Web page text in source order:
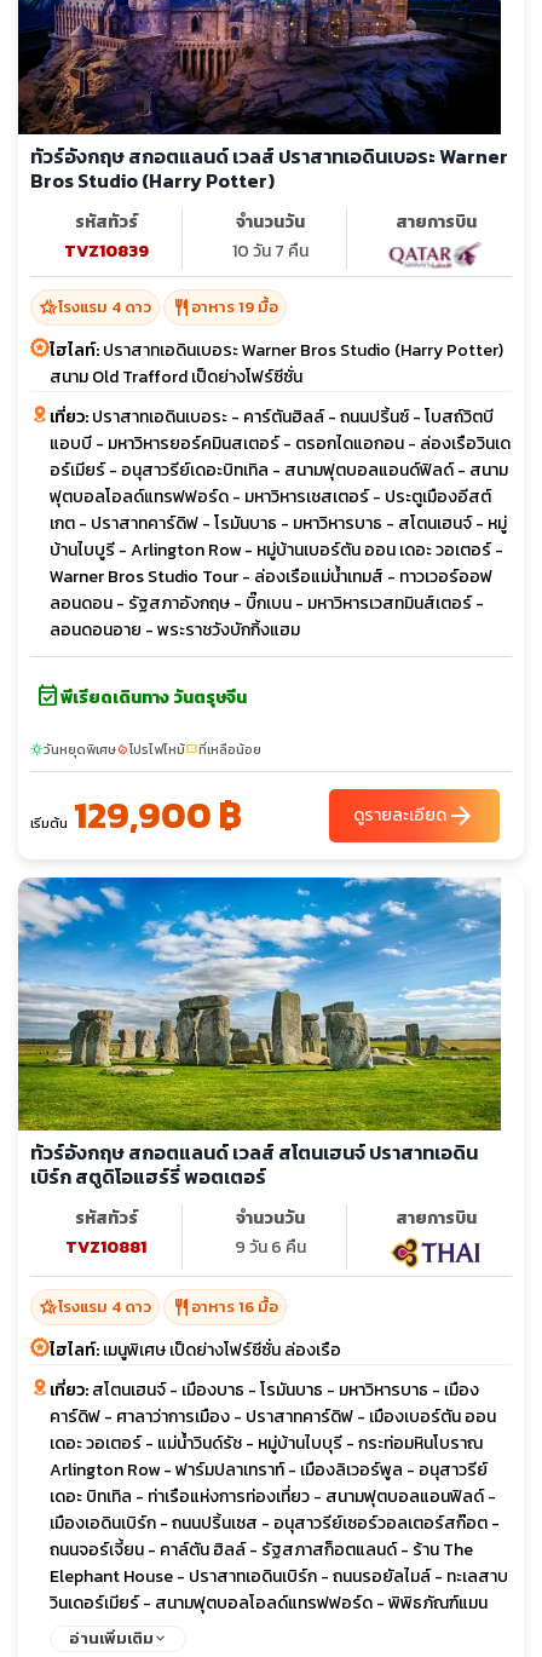
ทัวร์อังกฤษ สกอตแลนด์ เวลส์ ปราสาทเอดินเบอระ Warner
Bros Studio (Harry Potter)
รหัสทัวร์
TVZ10839
จำนวนวัน
10 วัน 7 คืน
สายการบิน
hotel_classโรงแรม 4 ดาว restaurant อาหาร 19 มื้อ
ไฮไลท์:ปราสาทเอดินเบอระ Warner Bros Studio (Harry Potter)
สนาม Old Trafford เป็ดย่างโฟร์ซีซั่น
เที่ยว:ปราสาทเอดินเบอระ - คาร์ตันฮิลล์ - ถนนปริ้นซ์ - โบสถ์วิตบี
แอบบี - มหาวิหารยอร์คมินสเตอร์ - ตรอกไดแอกอน - ล่องเรือวินเด
อร์เมียร์ - อนุสาวรีย์เดอะบิทเทิล - สนามฟุตบอลแอนด์ฟิลด์ - สนาม
ฟุตบอลโอลด์แทรฟฟอร์ด - มหาวิหารเชสเตอร์ - ประตูเมืองอีสต์
เกต - ปราสาทคาร์ดิฟ - โรมันบาธ - มหาวิหารบาธ - สโตนเฮนจ์ - หมู่
บ้านไบบูรี - Arlington Row - หมู่บ้านเบอร์ตัน ออน เดอะ วอเตอร์ -
Warner Bros Studio Tour - ล่องเรือแม่น้ำเทมส์ - ทาวเวอร์ออฟ
ลอนดอน - รัฐสภาอังกฤษ - บิ๊กเบน - มหาวิหารเวสทมินส์เตอร์ -
ลอนดอนอาย - พระราชวังบักกิ้งแฮม
event_availableพีเรียดเดินทาง วันตรุษจีน
sunnyวันหยุดพิเศษlocal_fire_departmentโปรไฟไหม้confirmation_numberที่เหลือน้อย
เริ่มต้น 129,900 ฿ ดูรายละเอียดarrow_forward
ทัวร์อังกฤษ สกอตแลนด์ เวลส์ สโตนเฮนจ์ ปราสาทเอดิน
เบิร์ก สตูดิโอแฮร์รี่ พอตเตอร์
รหัสทัวร์
TVZ10881
จำนวนวัน
9 วัน 6 คืน
สายการบิน
hotel_classโรงแรม 4 ดาว restaurant อาหาร 16 มื้อ
ไฮไลท์:เมนูพิเศษ เป็ดย่างโฟร์ซีซั่น ล่องเรือ
เที่ยว:สโตนเฮนจ์ - เมืองบาธ - โรมันบาธ - มหาวิหารบาธ - เมือง
คาร์ดิฟ - ศาลาว่าการเมือง - ปราสาทคาร์ดิฟ - เมืองเบอร์ตัน ออน
เดอะ วอเตอร์ - แม่น้ำวินด์รัช - หมู่บ้านไบบุรี - กระท่อมหินโบราณ
Arlington Row - ฟาร์มปลาเทราท์ - เมืองลิเวอร์พูล - อนุสาวรีย์
เดอะ บิทเทิล - ท่าเรือแห่งการท่องเที่ยว - สนามฟุตบอลแอนฟิลด์ -
เมืองเอดินเบิร์ก - ถนนปริ้นเซส - อนุสาวรีย์เซอร์วอลเตอร์สก๊อต -
ถนนจอร์เจี้ยน - คาล์ตัน ฮิลล์ - รัฐสภาสก็อตแลนด์ - ร้าน The
Elephant House - ปราสาทเอดินเบิร์ก - ถนนรอยัลไมล์ - ทะเลสาบ
วินเดอร์เมียร์ - สนามฟุตบอลโอลด์แทรฟฟอร์ด - พิพิธภัณฑ์แมน
เชสเตอร์ยูไนเต็ด - เมืองสแตรทฟอร์ด อัพพอน เอวอน - บ้านเกิดวิล
อ่านเพิ่มเติม